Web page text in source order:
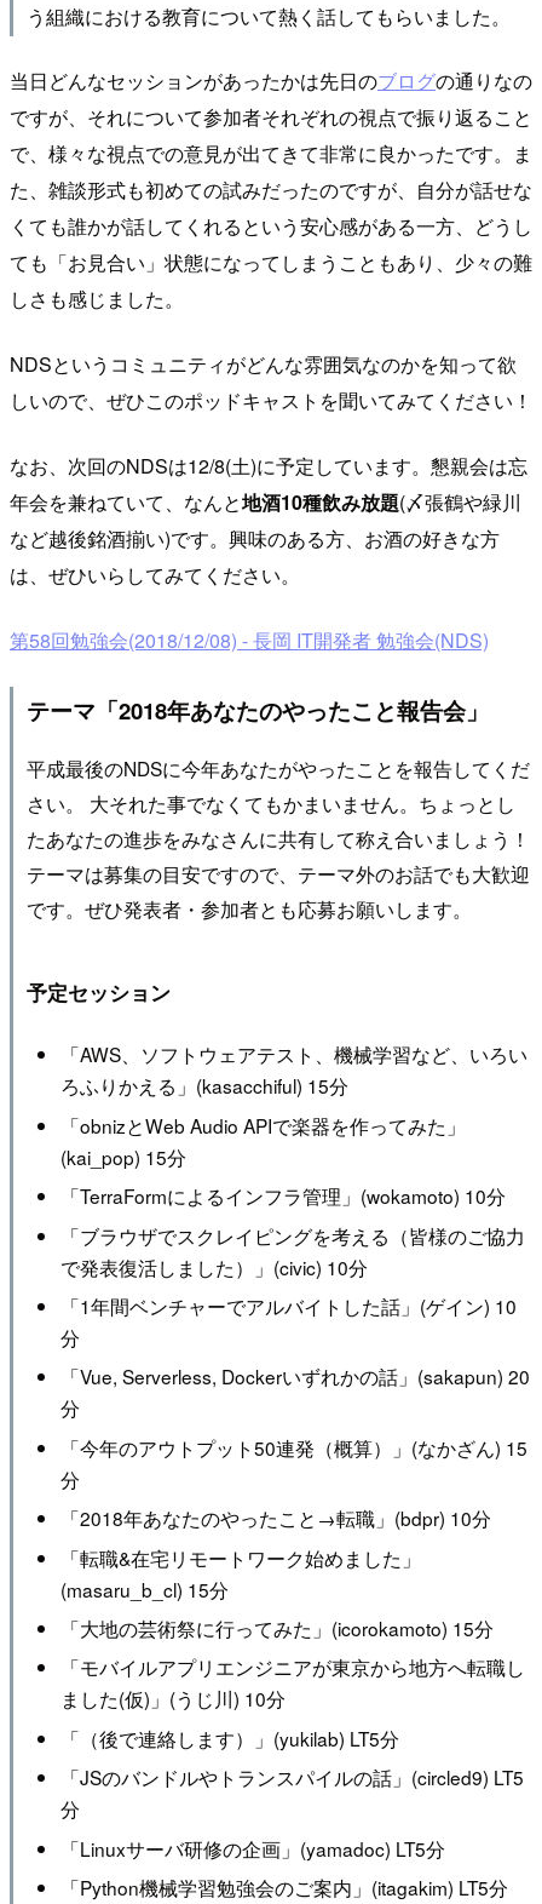
う組織における教育について熱く話してもらいました。
当日どんなセッションがあったかは先日のブログの通りなの
ですが、それについて参加者それぞれの視点で振り返ること
で、様々な視点での意見が出てきて非常に良かったです。ま
た、雑談形式も初めての試みだったのですが、自分が話せな
くても誰かが話してくれるという安心感がある一方、どうし
ても「お見合い」状態になってしまうこともあり、少々の難
しさも感じました。
NDSというコミュニティがどんな雰囲気なのかを知って欲
しいので、ぜひこのポッドキャストを聞いてみてください！
なお、次回のNDSは12/8(土)に予定しています。懇親会は忘
年会を兼ねていて、なんと地酒10種飲み放題(〆張鶴や緑川
など越後銘酒揃い)です。興味のある方、お酒の好きな方
は、ぜひいらしてみてください。
第58回勉強会(2018/12/08) - 長岡 IT開発者 勉強会(NDS)
テーマ「2018年あなたのやったこと報告会」
平成最後のNDSに今年あなたがやったことを報告してくだ
さい。 大それた事でなくてもかまいません。ちょっとし
たあなたの進歩をみなさんに共有して称え合いましょう！
テーマは募集の目安ですので、テーマ外のお話でも大歓迎
です。ぜひ発表者・参加者とも応募お願いします。
予定セッション
「AWS、ソフトウェアテスト、機械学習など、いろい
ろふりかえる」(kasacchiful) 15分
「obnizとWeb Audio APIで楽器を作ってみた」
(kai_pop) 15分
「TerraFormによるインフラ管理」(wokamoto) 10分
「ブラウザでスクレイピングを考える（皆様のご協力
で発表復活しました）」(civic) 10分
「1年間ベンチャーでアルバイトした話」(ゲイン) 10
分
「Vue, Serverless, Dockerいずれかの話」(sakapun) 20
分
「今年のアウトプット50連発（概算）」(なかざん) 15
分
「2018年あなたのやったこと→転職」(bdpr) 10分
「転職&在宅リモートワーク始めました」
(masaru_b_cl) 15分
「大地の芸術祭に行ってみた」(icorokamoto) 15分
「モバイルアプリエンジニアが東京から地方へ転職し
ました(仮)」(うじ川) 10分
「（後で連絡します）」(yukilab) LT5分
「JSのバンドルやトランスパイルの話」(circled9) LT5
分
「Linuxサーバ研修の企画」(yamadoc) LT5分
「Python機械学習勉強会のご案内」(itagakim) LT5分